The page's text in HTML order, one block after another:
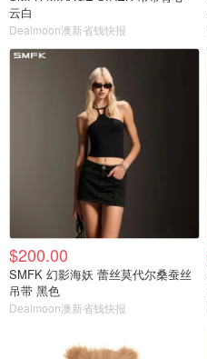
云白
Dealmoon澳新省钱快报
$200.00
SMFK 幻影海妖 蕾丝莫代尔桑蚕丝
吊带 黑色
Dealmoon澳新省钱快报